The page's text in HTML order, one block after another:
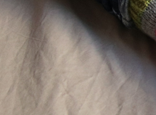
power socks
Ce patron a été
initialement créé pour les
membres de…